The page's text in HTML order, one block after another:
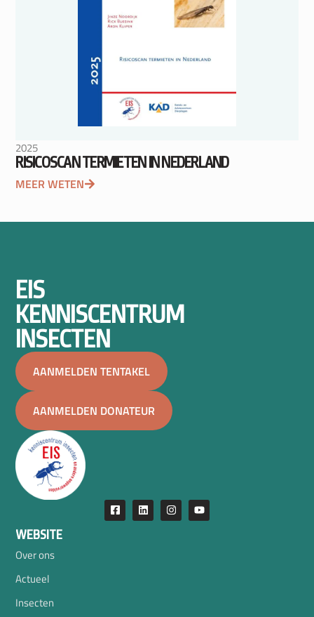
2025
RISICOSCAN TERMIETEN IN NEDERLAND
MEER WETEN
EIS
KENNISCENTRUM
INSECTEN
AANMELDEN TENTAKEL
AANMELDEN DONATEUR
WEBSITE
Over ons
Actueel
Insecten